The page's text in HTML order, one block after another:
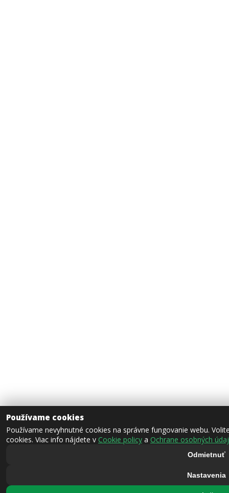
Používame cookies
Používame nevyhnutné cookies na správne fungovanie webu.
cookies. Viac info nájdete v Cookie policy a Ochrane osobných
Odmietnuť
Nastavenia